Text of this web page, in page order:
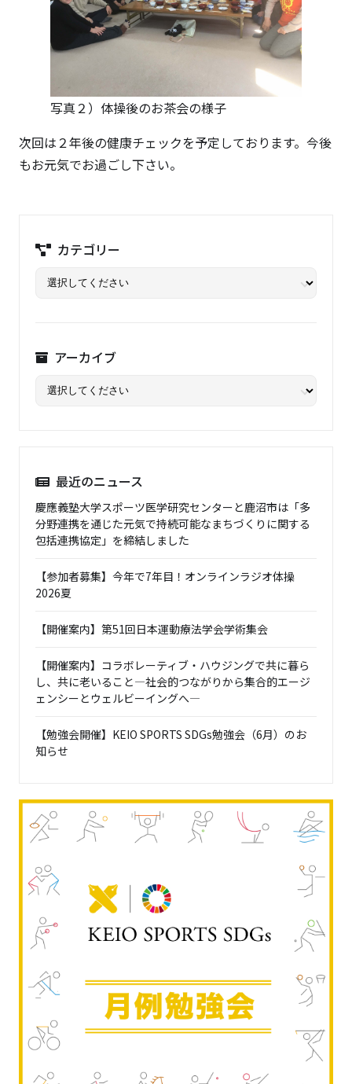
写真２）体操後のお茶会の様子
次回は２年後の健康チェックを予定しております。今後
もお元気でお過ごし下さい。
カテゴリー
アーカイブ
最近のニュース
慶應義塾大学スポーツ医学研究センターと鹿沼市は「多
分野連携を通じた元気で持続可能なまちづくりに関する
包括連携協定」を締結しました
【参加者募集】今年で7年目！オンラインラジオ体操
2026夏
【開催案内】第51回日本運動療法学会学術集会
【開催案内】コラボレーティブ・ハウジングで共に暮ら
し、共に老いること―社会的つながりから集合的エージ
ェンシーとウェルビーイングへ―
【勉強会開催】KEIO SPORTS SDGs勉強会（6月）のお
知らせ